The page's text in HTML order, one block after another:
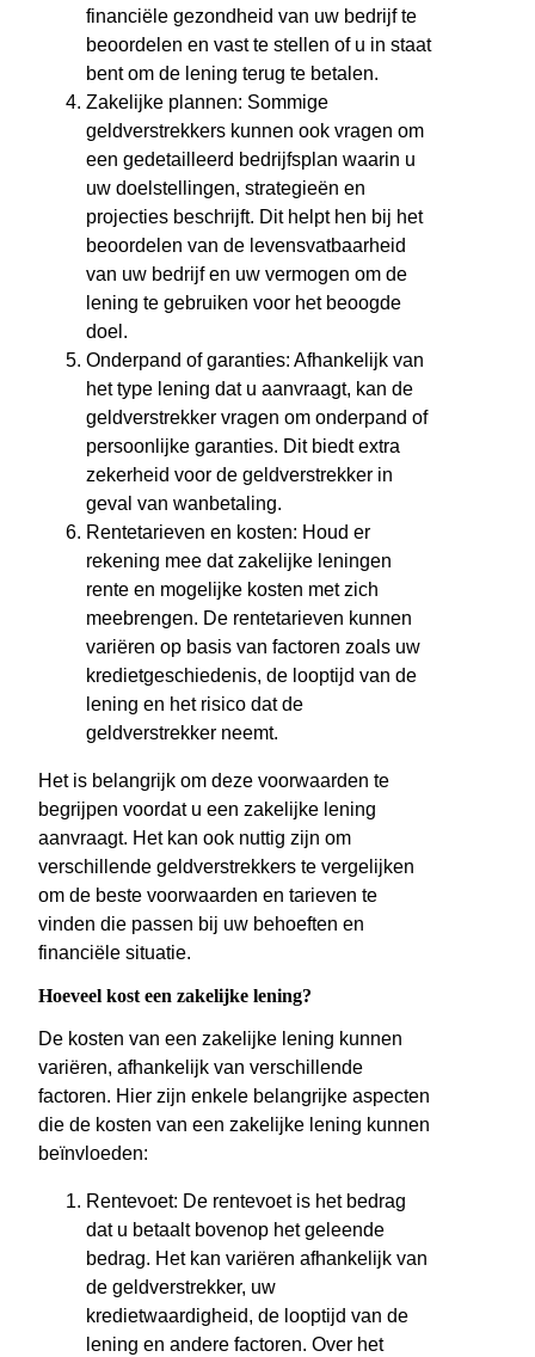
financiële gezondheid van uw bedrijf te
beoordelen en vast te stellen of u in staat
bent om de lening terug te betalen.
Zakelijke plannen: Sommige
geldverstrekkers kunnen ook vragen om
een gedetailleerd bedrijfsplan waarin u
uw doelstellingen, strategieën en
projecties beschrijft. Dit helpt hen bij het
beoordelen van de levensvatbaarheid
van uw bedrijf en uw vermogen om de
lening te gebruiken voor het beoogde
doel.
Onderpand of garanties: Afhankelijk van
het type lening dat u aanvraagt, kan de
geldverstrekker vragen om onderpand of
persoonlijke garanties. Dit biedt extra
zekerheid voor de geldverstrekker in
geval van wanbetaling.
Rentetarieven en kosten: Houd er
rekening mee dat zakelijke leningen
rente en mogelijke kosten met zich
meebrengen. De rentetarieven kunnen
variëren op basis van factoren zoals uw
kredietgeschiedenis, de looptijd van de
lening en het risico dat de
geldverstrekker neemt.
Het is belangrijk om deze voorwaarden te
begrijpen voordat u een zakelijke lening
aanvraagt. Het kan ook nuttig zijn om
verschillende geldverstrekkers te vergelijken
om de beste voorwaarden en tarieven te
vinden die passen bij uw behoeften en
financiële situatie.
Hoeveel kost een zakelijke lening?
De kosten van een zakelijke lening kunnen
variëren, afhankelijk van verschillende
factoren. Hier zijn enkele belangrijke aspecten
die de kosten van een zakelijke lening kunnen
beïnvloeden:
Rentevoet: De rentevoet is het bedrag
dat u betaalt bovenop het geleende
bedrag. Het kan variëren afhankelijk van
de geldverstrekker, uw
kredietwaardigheid, de looptijd van de
lening en andere factoren. Over het